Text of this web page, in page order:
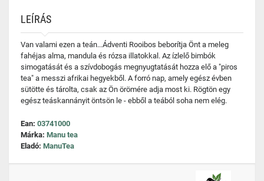
LEÍRÁS
Van valami ezen a teán...Ádventi Rooibos beborítja Önt a meleg
fahéjas alma, mandula és rózsa illatokkal. Az ízlelő bimbók
simogatását és a szívdobogás megnyugtatását hozza elő a "piros
tea" a messzi afrikai hegyekből. A forró nap, amely egész évben
sütötte és tárolta, csak az Ön örömére adja most ki. Rögtön egy
egész teáskannányit öntsön le - ebből a teából soha nem elég.
Ean: 03741000
Márka: Manu tea
Eladó: ManuTea